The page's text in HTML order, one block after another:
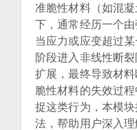
准脆性材料（如混
下，通常经历一个由
当应力或应变超过
阶段进入非线性断
扩展，最终导致材
脆性材料的失效过
捉这类行为，本模
法，帮助用户深入